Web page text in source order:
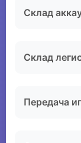
Склад
Склад
Передача